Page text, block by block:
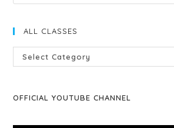
ALL CLASSES
Select Category
OFFICIAL YOUTUBE CHANNEL